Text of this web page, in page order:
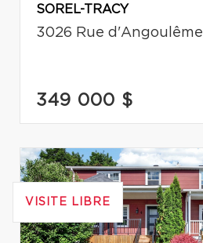
SOREL-TRACY
3026 Rue d'Angoulême
349 000 $
VISITE LIBRE